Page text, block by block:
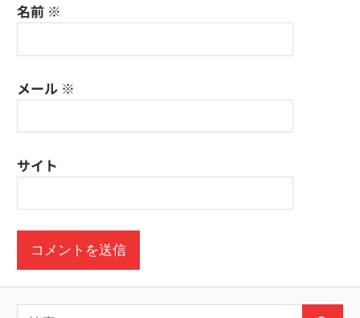
名前 ※
メール ※
サイト